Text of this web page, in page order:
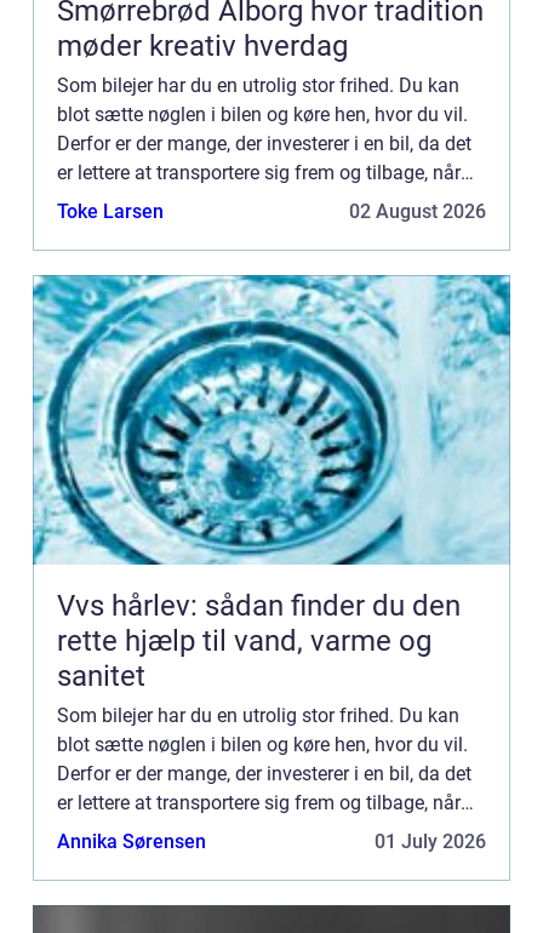
Smørrebrød Ålborg hvor tradition
møder kreativ hverdag
Som bilejer har du en utrolig stor frihed. Du kan
blot sætte nøglen i bilen og køre hen, hvor du vil.
Derfor er der mange, der investerer i en bil, da det
er lettere at transportere sig frem og tilbage, når
man f.eks. skal på arbejde uden for byen, e...
Toke Larsen 02 August 2026
Vvs hårlev: sådan finder du den
rette hjælp til vand, varme og
sanitet
Som bilejer har du en utrolig stor frihed. Du kan
blot sætte nøglen i bilen og køre hen, hvor du vil.
Derfor er der mange, der investerer i en bil, da det
er lettere at transportere sig frem og tilbage, når
man f.eks. skal på arbejde uden for byen, e...
Annika Sørensen 01 July 2026